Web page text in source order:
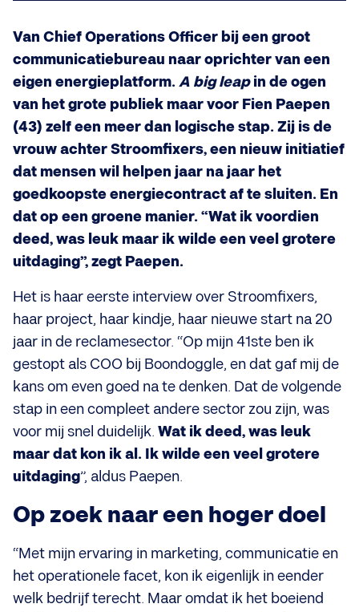
Van Chief Operations Officer bij een groot
communicatiebureau naar oprichter van een
eigen energieplatform. A big leapin de ogen
van het grote publiek maar voor Fien Paepen
(43) zelf een meer dan logische stap. Zij is de
vrouw achter Stroomfixers, een nieuw initiatief
dat mensen wil helpen jaar na jaar het
goedkoopste energiecontract af te sluiten. En
dat op een groene manier. “Wat ik voordien
deed, was leuk maar ik wilde een veel grotere
uitdaging”, zegt Paepen.
Het is haar eerste interview over Stroomfixers,
haar project, haar kindje, haar nieuwe start na 20
jaar in de reclamesector. “Op mijn 41ste ben ik
gestopt als COO bij Boondoggle, en dat gaf mij de
kans om even goed na te denken. Dat de volgende
stap in een compleet andere sector zou zijn, was
voor mij snel duidelijk. Wat ik deed, was leuk
maar dat kon ik al. Ik wilde een veel grotere
uitdaging”, aldus Paepen.
Op zoek naar een hoger doel
“Met mijn ervaring in marketing, communicatie en
het operationele facet, kon ik eigenlijk in eender
welk bedrijf terecht. Maar omdat ik het boeiend